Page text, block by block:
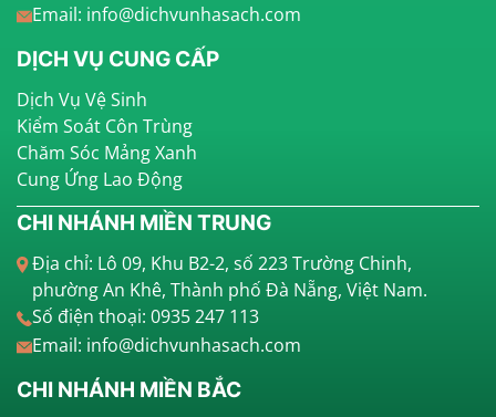
Email: info@dichvunhasach.com
DỊCH VỤ CUNG CẤP
Dịch Vụ Vệ Sinh
Kiểm Soát Côn Trùng
Chăm Sóc Mảng Xanh
Cung Ứng Lao Động
CHI NHÁNH MIỀN TRUNG
Địa chỉ: Lô 09, Khu B2-2, số 223 Trường Chinh,
phường An Khê, Thành phố Đà Nẵng, Việt Nam.
Số điện thoại: 0935 247 113
Email: info@dichvunhasach.com
CHI NHÁNH MIỀN BẮC